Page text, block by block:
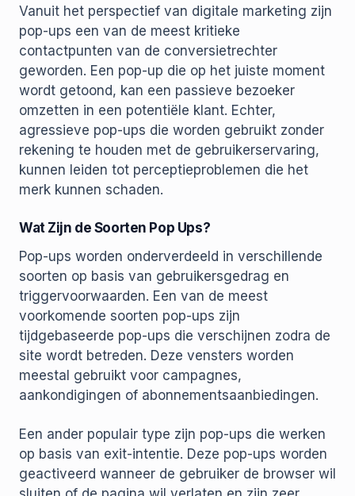
Vanuit het perspectief van digitale marketing zijn
pop-ups een van de meest kritieke
contactpunten van de conversietrechter
geworden. Een pop-up die op het juiste moment
wordt getoond, kan een passieve bezoeker
omzetten in een potentiële klant. Echter,
agressieve pop-ups die worden gebruikt zonder
rekening te houden met de gebruikerservaring,
kunnen leiden tot perceptieproblemen die het
merk kunnen schaden.
Wat Zijn de Soorten Pop Ups?
Pop-ups worden onderverdeeld in verschillende
soorten op basis van gebruikersgedrag en
triggervoorwaarden. Een van de meest
voorkomende soorten pop-ups zijn
tijdgebaseerde pop-ups die verschijnen zodra de
site wordt betreden. Deze vensters worden
meestal gebruikt voor campagnes,
aankondigingen of abonnementsaanbiedingen.
Een ander populair type zijn pop-ups die werken
op basis van exit-intentie. Deze pop-ups worden
geactiveerd wanneer de gebruiker de browser wil